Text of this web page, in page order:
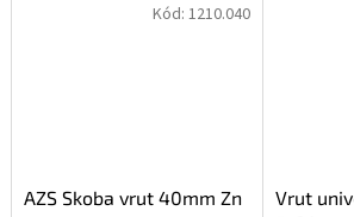
AZS Skoba vrut 40mm Zn
Kód: 1210.040
Vrut